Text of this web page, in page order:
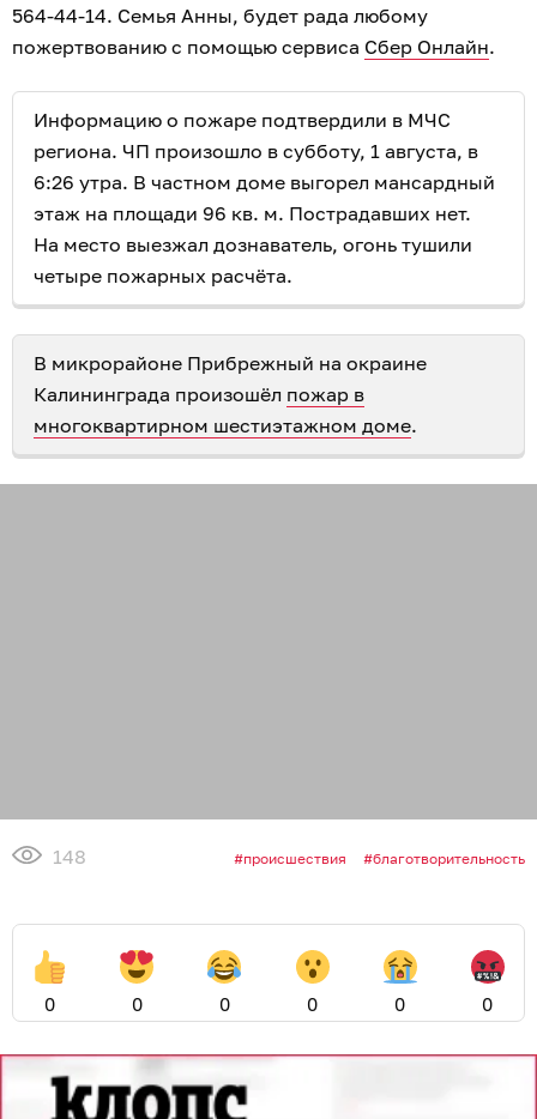
564-44-14. Семья Анны, будет рада любому
пожертвованию с помощью сервиса Сбер Онлайн.
Информацию о пожаре подтвердили в МЧС
региона. ЧП произошло в субботу, 1 августа, в
6:26 утра. В частном доме выгорел мансардный
этаж на площади 96 кв. м. Пострадавших нет.
На место выезжал дознаватель, огонь тушили
четыре пожарных расчёта.
В микрорайоне Прибрежный на окраине
Калининграда произошёл пожар в
многоквартирном шестиэтажном доме.
148 происшествия благотворительность
0 0 0 0 0 0